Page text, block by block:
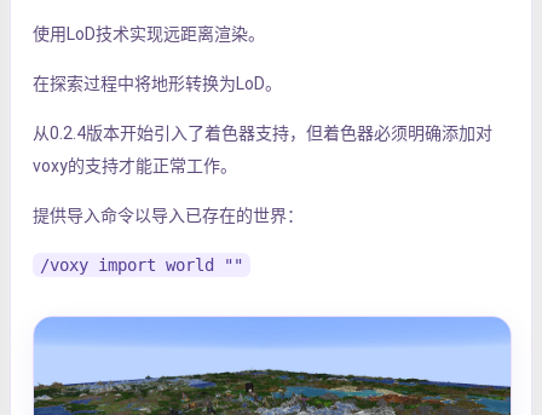
使用LoD技术实现远距离渲染。
在探索过程中将地形转换为LoD。
从0.2.4版本开始引入了着色器支持，但着色器必须明确添加对
voxy的支持才能正常工作。
提供导入命令以导入已存在的世界：
/voxy import world ""